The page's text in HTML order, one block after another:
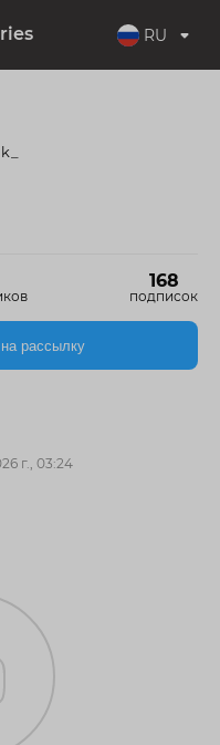
RU
168
подписок
рассылку
г., 03:24